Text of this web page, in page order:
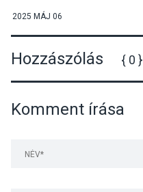
2025 MÁJ 06
Hozzászólás { 0 }
Komment írása